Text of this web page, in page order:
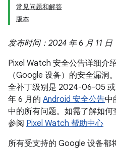
常见问题和解答
版本
发布时间：2024 年 6 月 11 日
Pixel Watch 安全公告详细介
（Google 设备）的安全漏洞
全补丁级别是 2024-06-05
年 6 月的 Android 安全公告中
中的所有问题。如需了解如
参阅 Pixel Watch 帮助中心
所有受支持的 Google 设备